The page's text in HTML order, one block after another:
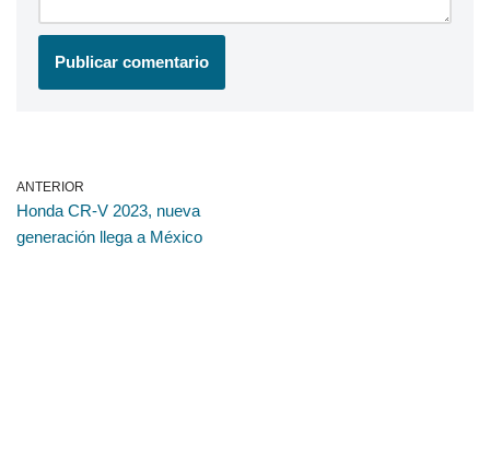
ANTERIOR
Honda CR-V 2023, nueva
generación llega a México